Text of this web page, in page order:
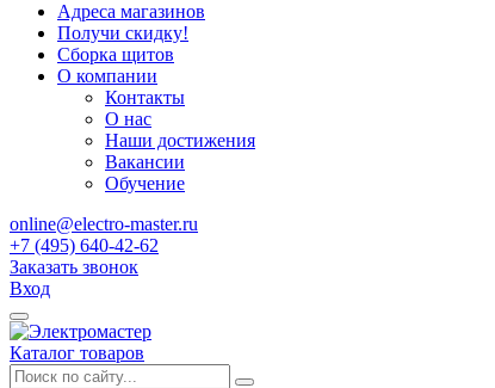
Адреса магазинов
Получи скидку!
Сборка щитов
О компании
Контакты
О нас
Наши достижения
Вакансии
Обучение
online@electro-master.ru
+7 (495) 640-42-62
Заказать звонок
Вход
Каталог товаров